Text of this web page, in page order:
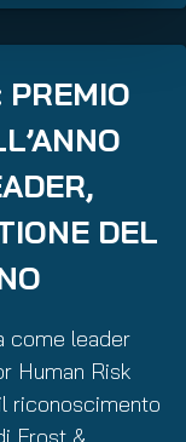
DEL
come leader
Human Risk
riconoscimento